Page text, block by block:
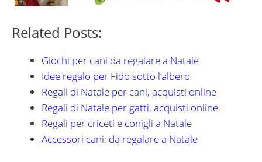
Related Posts:
Giochi per cani da regalare a Natale
Idee regalo per Fido sotto l’albero
Regali di Natale per cani, acquisti online
Regali di Natale per gatti, acquisti online
Regali per criceti e conigli a Natale
Accessori cani: da regalare a Natale